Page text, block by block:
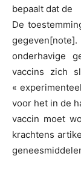
bepaalt dat de
De
onderhavige
vaccins zich
«
voor het in de
vaccin moet
krachtens